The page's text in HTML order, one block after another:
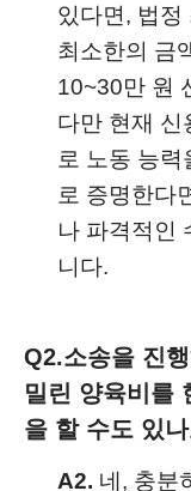
있다면, 법정
최소한의 금
10~30만 원
다만 현재 신
로 노동 능
로 증명한다
나 파격적인
니다.
Q2.소송을 진
밀린 양육비를
을 할 수도 있
A2. 네, 충분